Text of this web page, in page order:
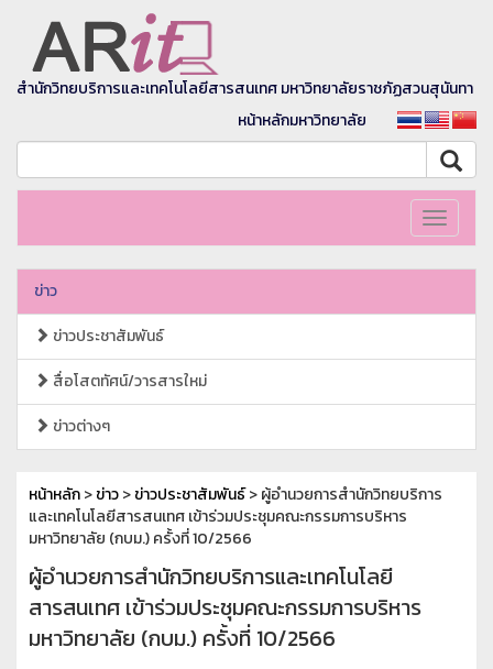
สำนักวิทยบริการและเทคโนโลยีสารสนเทศ มหาวิทยาลัยราชภัฏสวนสุนันทา
หน้าหลักมหาวิทยาลัย
Toggle
ข่าว
ข่าวประชาสัมพันธ์
สื่อโสตทัศน์/วารสารใหม่
ข่าวต่างๆ
หน้าหลัก>ข่าว>ข่าวประชาสัมพันธ์> ผู้อำนวยการสำนักวิทยบริการ
และเทคโนโลยีสารสนเทศ เข้าร่วมประชุมคณะกรรมการบริหาร
มหาวิทยาลัย (กบม.) ครั้งที่ 10/2566
ผู้อำนวยการสำนักวิทยบริการและเทคโนโลยี
สารสนเทศ เข้าร่วมประชุมคณะกรรมการบริหาร
มหาวิทยาลัย (กบม.) ครั้งที่ 10/2566